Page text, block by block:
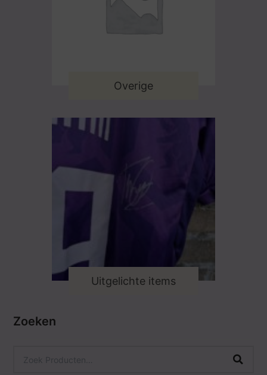
Overige
Uitgelichte items
Zoeken